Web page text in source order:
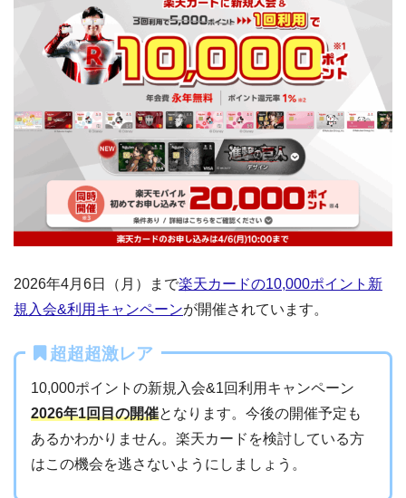
2026年4月6日（月）まで楽天カードの10,000ポイント新
規入会&利用キャンペーンが開催されています。
超超超激レア
10,000ポイントの新規入会&1回利用キャンペーン
2026年1回目の開催となります。今後の開催予定も
あるかわかりません。楽天カードを検討している方
はこの機会を逃さないようにしましょう。